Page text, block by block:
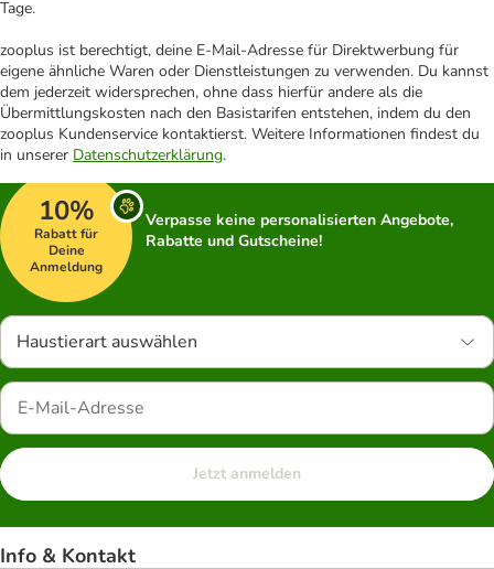
Tage.
zooplus ist berechtigt, deine E-Mail-Adresse für Direktwerbung für
eigene ähnliche Waren oder Dienstleistungen zu verwenden. Du kannst
dem jederzeit widersprechen, ohne dass hierfür andere als die
Übermittlungskosten nach den Basistarifen entstehen, indem du den
zooplus Kundenservice kontaktierst. Weitere Informationen findest du
in unserer Datenschutzerklärung.
10%
Rabatt für
Deine
Anmeldung
Verpasse keine personalisierten Angebote,
Rabatte und Gutscheine!
Haustierart auswählen
Jetzt anmelden
Info & Kontakt